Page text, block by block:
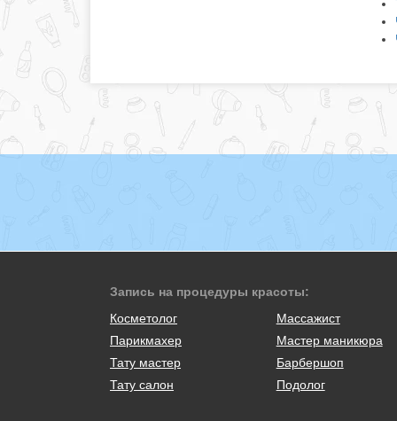
Запись на процедуры красоты:
Косметолог
Массажист
Парикмахер
Мастер маникюра
Тату мастер
Барбершоп
Тату салон
Подолог